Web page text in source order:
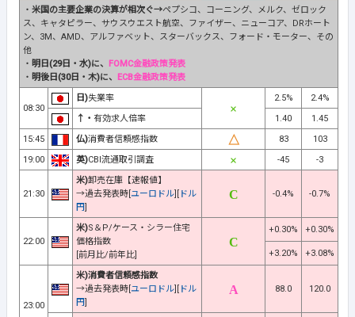
・ 米国の主要企業の決算が相次ぐ→ペプシコ、コーニング、メルク、ゼロック
ス、キャタピラー、サウスウエスト航空、ファイザー、ニューコア、DRホート
ン、3M、AMD、アルファベット、スターバックス、フォード・モーター、その
他
・ 明日(29日・水)に、
FOMC金融政策発表
・ 明後日(30日・木)に、 ECB金融政策発表
08:30
日)失業率 2.5%
2.4%
↑・ 有効求人倍率 1.40
1.45
15:45
仏)消費者信頼感指数 83
103
19:00
英)CBI流通取引調査 -45 -3
21:30
米)卸売在庫【速報値】
→過去発表時[ ユーロドル
ドル
円
-0.4% -0.7%
22:00
米)S＆P/ケース・シラー住宅
価格指数
[前月比/前年比]
+0.30% +0.30%
+3.20% +3.08%
23:00
米)消費者信頼感指数
→過去発表時[ ユーロドル
ドル
円
88.0 120.0